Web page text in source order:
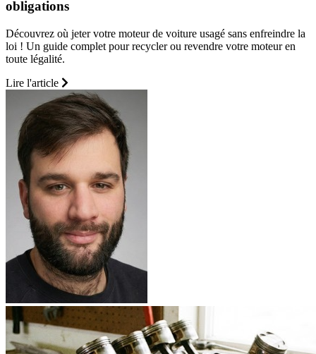
obligations
Découvrez où jeter votre moteur de voiture usagé sans enfreindre la
loi ! Un guide complet pour recycler ou revendre votre moteur en
toute légalité.
Lire l'article